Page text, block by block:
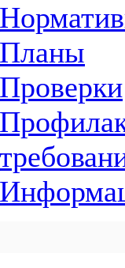
Планы
Проверки